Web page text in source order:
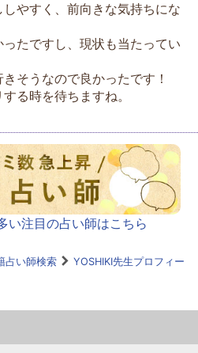
やすく、前向きな気持ちにな
たですし、現状も当たってい
そうなので良かったです！
る時を待ちますね。
い注目の占い師はこちら
占い師検索
YOSHIKI先生プロフィー